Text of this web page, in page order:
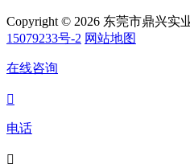
Copyright © 2026 东莞市鼎兴实
15079233号-2 网站地图
在线咨询

电话
